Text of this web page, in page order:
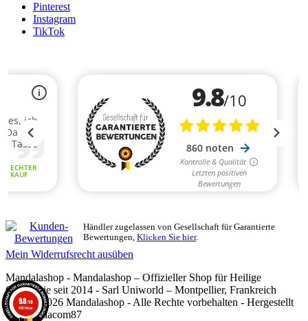
Pinterest
Instagram
TikTok
Händler zugelassen von Gesellschaft für Garantierte
Bewertungen, Klicken Sie hier.
Mein Widerrufsrecht ausüben
Mandalashop - Mandalashop – Offizieller Shop für Heilige
Geometrie seit 2014 - Sarl Uniworld – Montpellier, Frankreich
©2014–2026 Mandalashop - Alle Rechte vorbehalten - Hergestellt
von Mediacom87
9.8/10
860 Noten